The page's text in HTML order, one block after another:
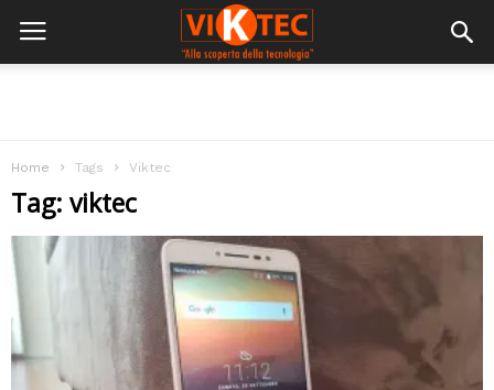
Home Tags Viktec
Tag: viktec